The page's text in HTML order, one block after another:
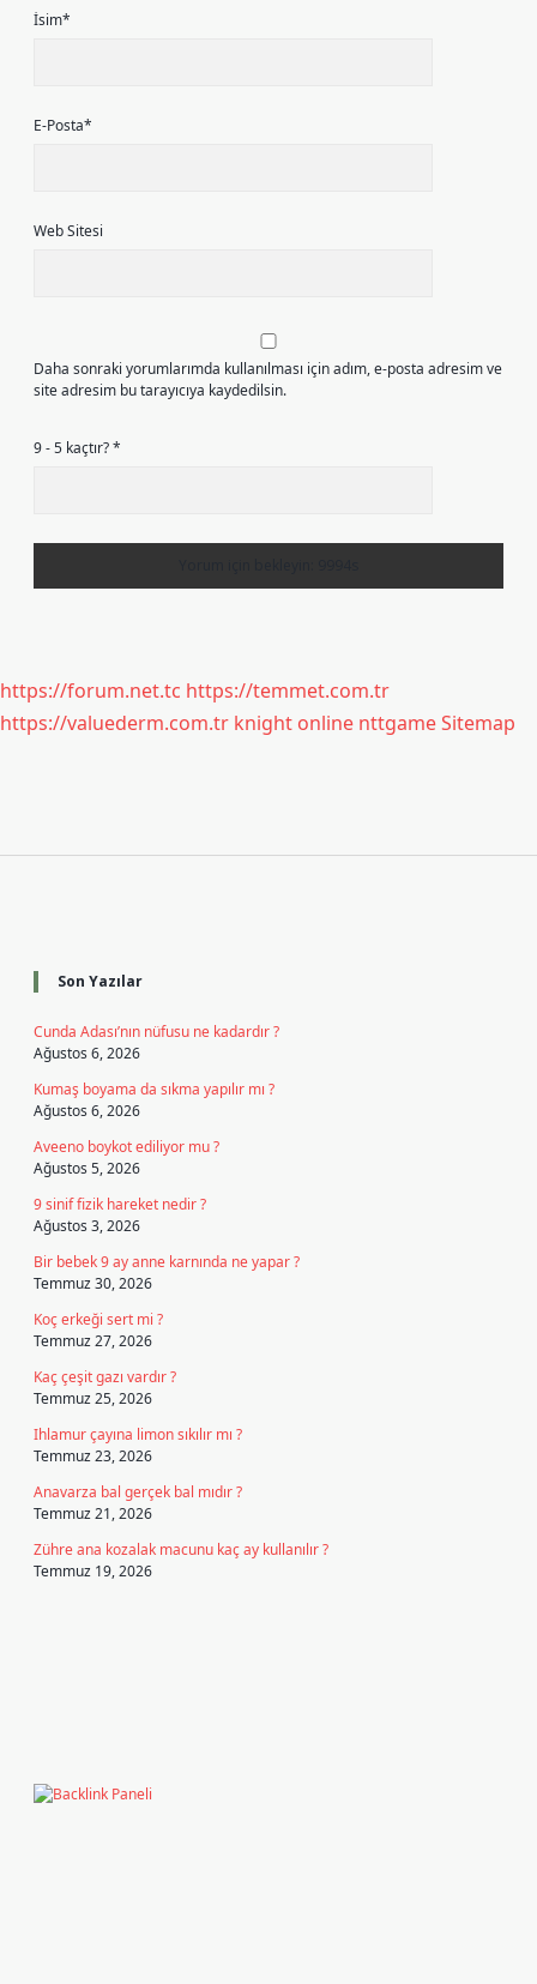
İsim*
E-Posta*
Web Sitesi
Daha sonraki yorumlarımda kullanılması için adım, e-posta adresim ve
site adresim bu tarayıcıya kaydedilsin.
9 - 5 kaçtır?*
https://forum.net.tc https://temmet.com.tr
https://valuederm.com.tr knight online nttgameSitemap
Son Yazılar
Cunda Adası’nın nüfusu ne kadardır ?
Ağustos 6, 2026
Kumaş boyama da sıkma yapılır mı ?
Ağustos 6, 2026
Aveeno boykot ediliyor mu ?
Ağustos 5, 2026
9 sinif fizik hareket nedir ?
Ağustos 3, 2026
Bir bebek 9 ay anne karnında ne yapar ?
Temmuz 30, 2026
Koç erkeği sert mi ?
Temmuz 27, 2026
Kaç çeşit gazı vardır ?
Temmuz 25, 2026
Ihlamur çayına limon sıkılır mı ?
Temmuz 23, 2026
Anavarza bal gerçek bal mıdır ?
Temmuz 21, 2026
Zühre ana kozalak macunu kaç ay kullanılır ?
Temmuz 19, 2026